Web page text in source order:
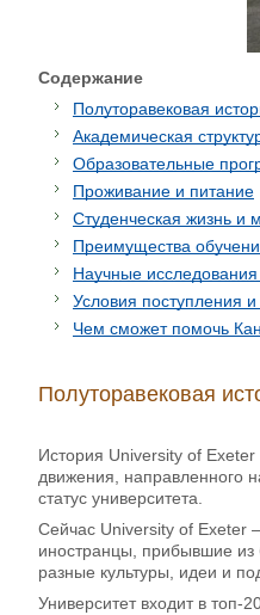
Содержание
Полуторавековая
Академическая
Образовательные
Проживание и питание
Студенческая жизнь и
Преимущества
Научные
Условия поступления
Чем сможет помочь
Полуторавековая
История University of Exeter
движения, направленного
статус университета.
Сейчас University of Exeter
иностранцы, прибывшие из
разные культуры, идеи и
Университет входит в топ-